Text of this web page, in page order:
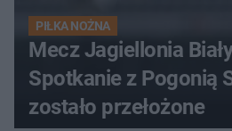
PIŁKA NOŻNA
Mecz Jagiellonia
Spotkanie z Pogonią
zostało przełożone